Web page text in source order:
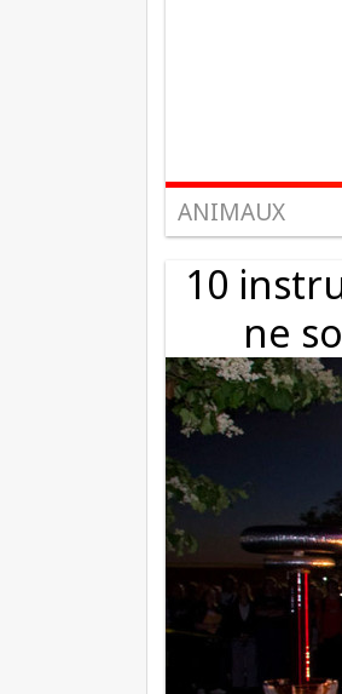
ANIMAUX
10
ne